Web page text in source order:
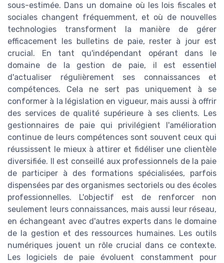
sous-estimée. Dans un domaine où les lois fiscales et
sociales changent fréquemment, et où de nouvelles
technologies transforment la manière de gérer
efficacement les bulletins de paie, rester à jour est
crucial. En tant qu'indépendant opérant dans le
domaine de la gestion de paie, il est essentiel
d'actualiser régulièrement ses connaissances et
compétences. Cela ne sert pas uniquement à se
conformer à la législation en vigueur, mais aussi à offrir
des services de qualité supérieure à ses clients. Les
gestionnaires de paie qui privilégient l'amélioration
continue de leurs compétences sont souvent ceux qui
réussissent le mieux à attirer et fidéliser une clientèle
diversifiée. Il est conseillé aux professionnels de la paie
de participer à des formations spécialisées, parfois
dispensées par des organismes sectoriels ou des écoles
professionnelles. L'objectif est de renforcer non
seulement leurs connaissances, mais aussi leur réseau,
en échangeant avec d'autres experts dans le domaine
de la gestion et des ressources humaines. Les outils
numériques jouent un rôle crucial dans ce contexte.
Les logiciels de paie évoluent constamment pour